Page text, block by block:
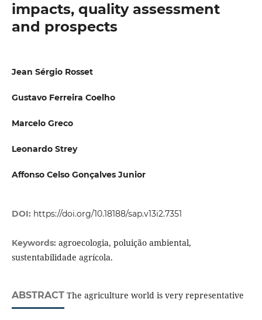
impacts, quality assessment
and prospects
Jean Sérgio Rosset
Gustavo Ferreira Coelho
Marcelo Greco
Leonardo Strey
Affonso Celso Gonçalves Junior
DOI: https://doi.org/10.18188/sap.v13i2.7351
Keywords: agroecologia, poluição ambiental,
sustentabilidade agrícola.
ABSTRACTThe agriculture world is very representative